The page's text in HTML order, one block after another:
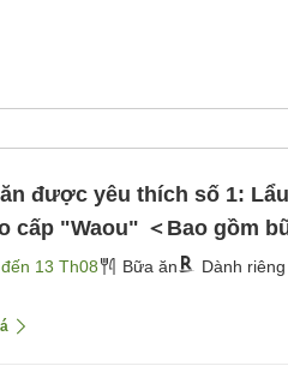
được yêu thích số 1:
cấp "Waou" ＜Bao gồm
tối]13 Th08 Bữa ăn
Dành